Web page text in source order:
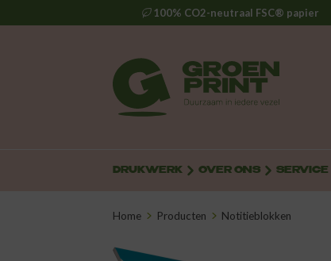
100% CO2-neutraal FSC® papier
DRUKWERK OVER ONS SERVICE
Home Producten Notitieblokken